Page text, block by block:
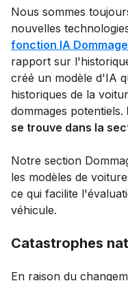
Nous sommes
nouvelles
fonction IA
rapport sur
créé un modèle d'IA
historiques de la
dommages potentiels.
se trouve dans la
Notre section
les modèles de
ce qui facilite
véhicule.
Catastrophes
En raison du